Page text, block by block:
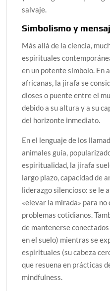
salvaje.
Simbolismo y
Más allá de la ciencia,
espirituales
en un potente símbolo. En
africanas, la jirafa se
dioses o puente entre el
debido a su altura y a su
del horizonte inmediato.
En el lenguaje de los
animales guía,
espiritualidad, la jirafa
largo plazo, capacidad de
liderazgo silencioso: se le
«elevar la mirada» para
problemas cotidianos.
de mantenerse
en el suelo) mientras se
espirituales (su cabeza
que resuena en prácticas
mindfulness.